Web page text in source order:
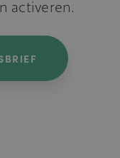
activeren.